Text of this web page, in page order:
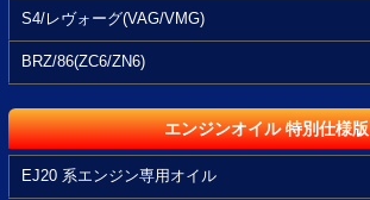
S4/レヴォーグ(VAG/VMG)
BRZ/86(ZC6/ZN6)
エンジンオイル 特別仕様版
EJ20 系エンジン専用オイル